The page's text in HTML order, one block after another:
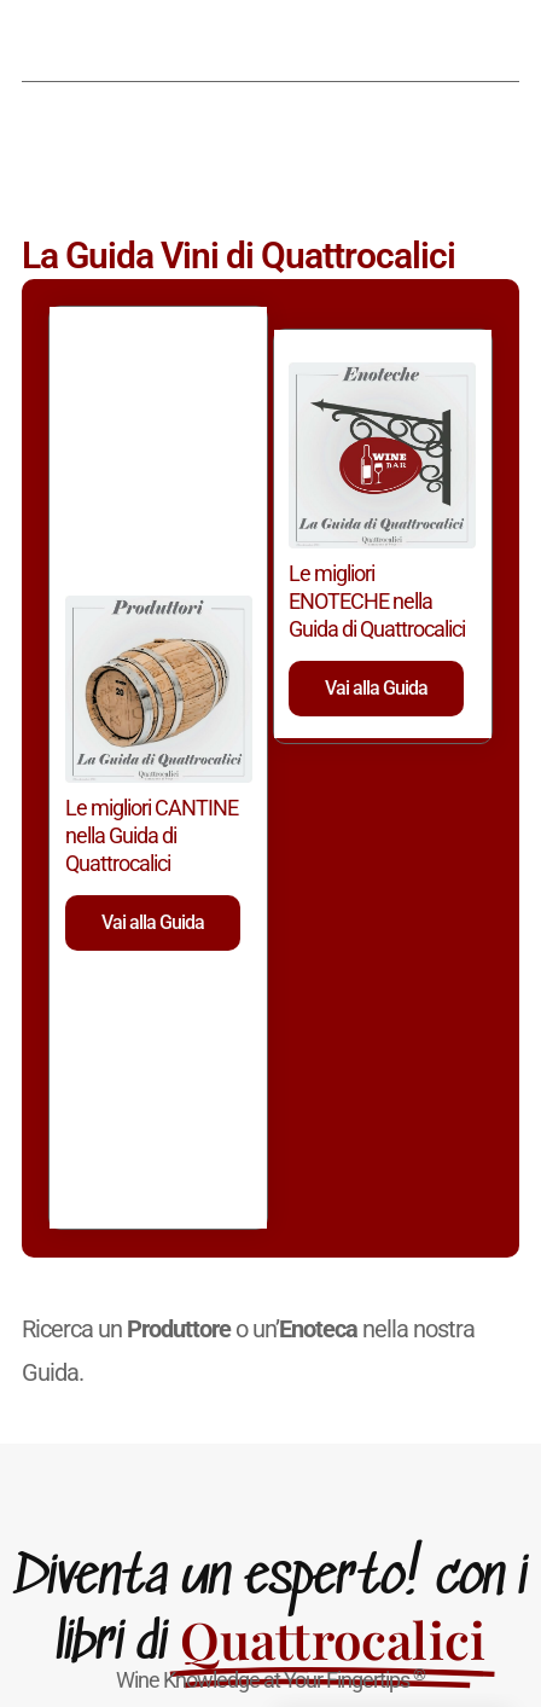
La Guida Vini di Quattrocalici
Le migliori CANTINE
nella Guida di
Quattrocalici
Vai alla Guida
Le migliori
ENOTECHE nella
Guida di Quattrocalici
Vai alla Guida
Ricerca un Produttoreo un’Enotecanella nostra
Guida.
Diventa un esperto! con i
libri di Quattrocalici
Wine Knowledge at Your Fingertips®